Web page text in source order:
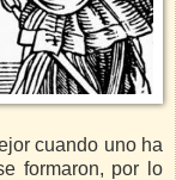
cuando uno ha
formaron, por lo